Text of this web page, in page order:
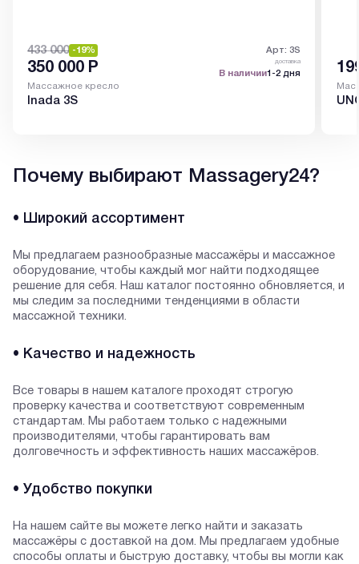
433 000 -19% Арт: 3S
350 000 Р доставка
В наличии1-2 дня
Массажное кресло
Inada 3S
Почему выбирают Massagery24?
• Широкий ассортимент
Мы предлагаем разнообразные массажёры и массажное
оборудование, чтобы каждый мог найти подходящее
решение для себя. Наш каталог постоянно обновляется, и
мы следим за последними тенденциями в области
массажной техники.
• Качество и надежность
Все товары в нашем каталоге проходят строгую
проверку качества и соответствуют современным
стандартам. Мы работаем только с надежными
производителями, чтобы гарантировать вам
долговечность и эффективность наших массажёров.
• Удобство покупки
На нашем сайте вы можете легко найти и заказать
массажёры с доставкой на дом. Мы предлагаем удобные
способы оплаты и быструю доставку, чтобы вы могли как